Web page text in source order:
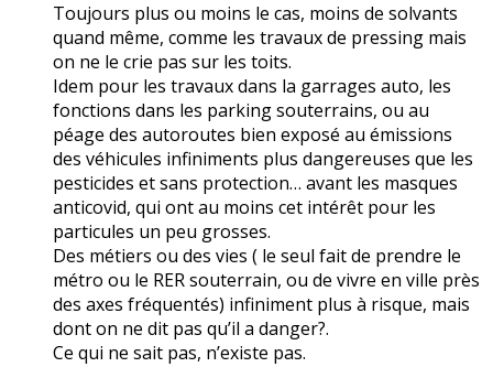
Toujours plus ou moins le cas, moins de solvants
quand même, comme les travaux de pressing mais
on ne le crie pas sur les toits.
Idem pour les travaux dans la garrages auto, les
fonctions dans les parking souterrains, ou au
péage des autoroutes bien exposé au émissions
des véhicules infiniments plus dangereuses que les
pesticides et sans protection… avant les masques
anticovid, qui ont au moins cet intérêt pour les
particules un peu grosses.
Des métiers ou des vies ( le seul fait de prendre le
métro ou le RER souterrain, ou de vivre en ville près
des axes fréquentés) infiniment plus à risque, mais
dont on ne dit pas qu’il a danger?.
Ce qui ne sait pas, n’existe pas.